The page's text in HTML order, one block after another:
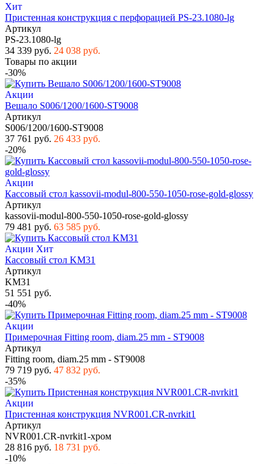
Хит
Пристенная конструкция с перфорацией PS-23.1080-lg
Артикул
PS-23.1080-lg
34 339 руб. 24 038 руб.
Товары по акции
-30%
Акции
Вешало S006/1200/1600-ST9008
Артикул
S006/1200/1600-ST9008
37 761 руб. 26 433 руб.
-20%
Акции
Кассовый стол kassovii-modul-800-550-1050-rose-gold-glossy
Артикул
kassovii-modul-800-550-1050-rose-gold-glossy
79 481 руб. 63 585 руб.
Акции Хит
Кассовый стол KM31
Артикул
KM31
51 551 руб.
-40%
Акции
Примерочная Fitting room, diam.25 mm - ST9008
Артикул
Fitting room, diam.25 mm - ST9008
79 719 руб. 47 832 руб.
-35%
Акции
Пристенная конструкция NVR001.CR-nvrkit1
Артикул
NVR001.CR-nvrkit1-хром
28 816 руб. 18 731 руб.
-10%